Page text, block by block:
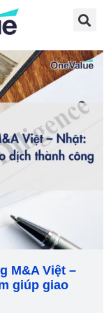
M&A Việt –
giúp giao